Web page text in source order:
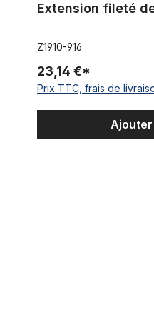
Extension fileté
Z1910-916
23,14 €*
Prix TTC, frais de